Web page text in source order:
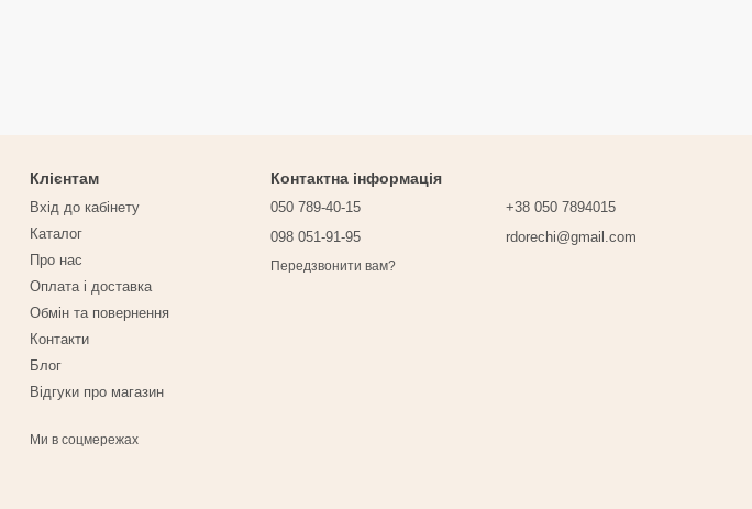
Клієнтам
Вхід до кабінету
Каталог
Про нас
Оплата і доставка
Обмін та повернення
Контакти
Блог
Відгуки про магазин
Ми в соцмережах
Контактна інформація
050 789-40-15
098 051-91-95
Передзвонити вам?
+38 050 7894015
rdorechi@gmail.com